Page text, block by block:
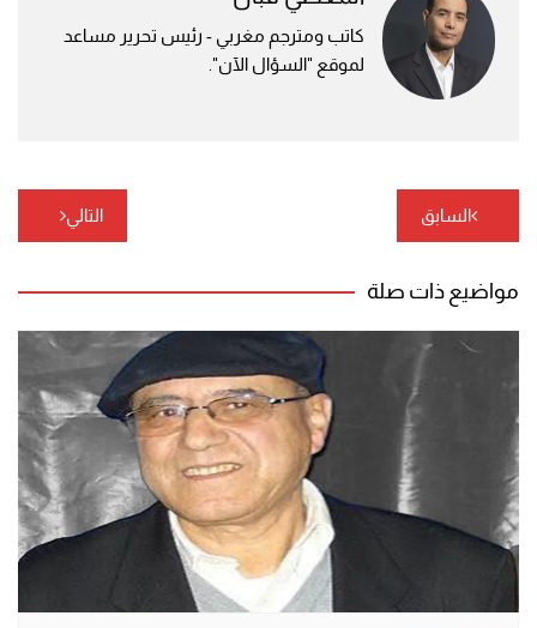
كاتب ومترجم مغربي - رئيس تحرير مساعد
لموقع "السؤال الآن".
تصفّح
المقالات
السابق التالي
مواضيع ذات صلة